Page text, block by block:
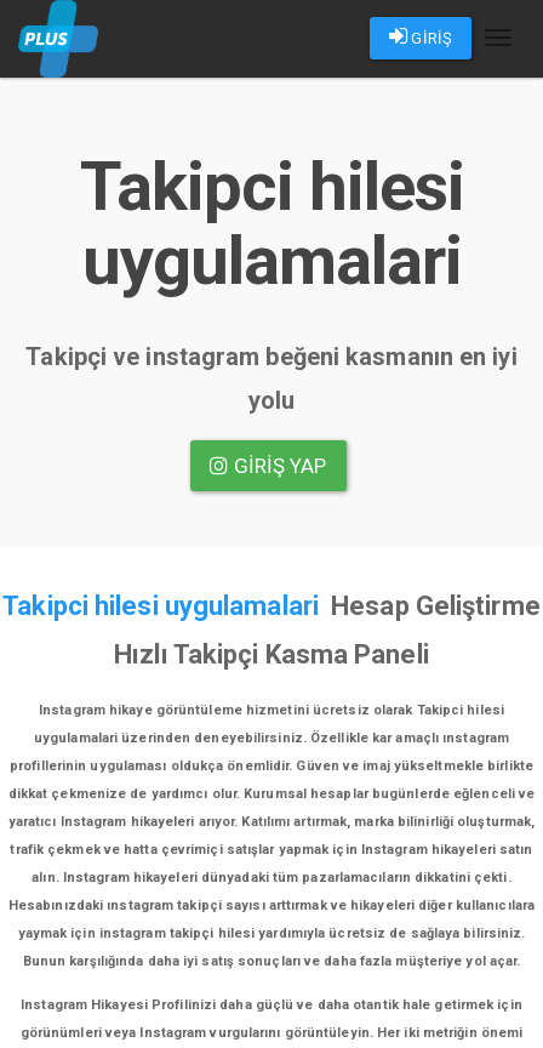
GİRİŞ
Takipci hilesi
uygulamalari
Takipçi ve instagram beğeni kasmanın en iyi
yolu
GIRIŞ YAP
Takipci hilesi uygulamalari Hesap Geliştirme
Hızlı Takipçi Kasma Paneli
Instagram hikaye görüntüleme hizmetini ücretsiz olarak Takipci hilesi
uygulamalari üzerinden deneyebilirsiniz. Özellikle kar amaçlı ınstagram
profillerinin uygulaması oldukça önemlidir. Güven ve imaj yükseltmekle birlikte
dikkat çekmenize de yardımcı olur. Kurumsal hesaplar bugünlerde eğlenceli ve
yaratıcı Instagram hikayeleri arıyor. Katılımı artırmak, marka bilinirliği oluşturmak,
trafik çekmek ve hatta çevrimiçi satışlar yapmak için Instagram hikayeleri satın
alın. Instagram hikayeleri dünyadaki tüm pazarlamacıların dikkatini çekti.
Hesabınızdaki ınstagram takipçi sayısı arttırmak ve hikayeleri diğer kullanıcılara
yaymak için instagram takipçi hilesi yardımıyla ücretsiz de sağlaya bilirsiniz.
Bunun karşılığında daha iyi satış sonuçları ve daha fazla müşteriye yol açar.
Instagram Hikayesi Profilinizi daha güçlü ve daha otantik hale getirmek için
görünümleri veya Instagram vurgularını görüntüleyin. Her iki metriğin önemi